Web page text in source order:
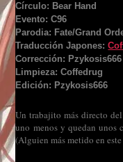
Círculo: Bear Hand
Evento: C96
Parodia: Fate/Grand
Traducción Japones:
Corrección: Pzykosis666
Limpieza: Coffedrug
Edición: Pzykosis666
Un trabajito más directo
uno menos y quedan unos
(Alguien más metido en